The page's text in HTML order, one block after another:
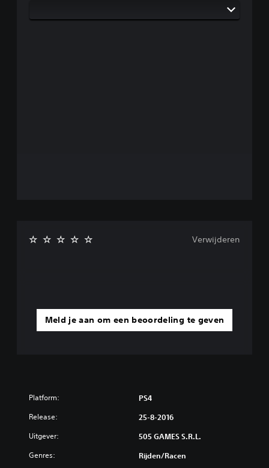
Meld je aan om een beoordeling te geven
Verwijderen
Platform: PS4
Release: 25-8-2016
Uitgever: 505 GAMES S.R.L.
Genres: Rijden/racen